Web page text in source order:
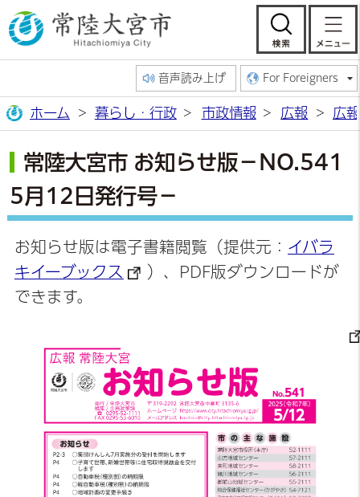
常陸大宮市公
検
音声読み上げ For Foreigners
ホーム 暮らし・行政 市政情報 広報 広
常陸大宮市 お知らせ版－NO.541
5月12日発行号－
お知らせ版は電子書籍閲覧（提供元： イバラ
キイーブックス
）、PDF版ダウンロードが
できます。